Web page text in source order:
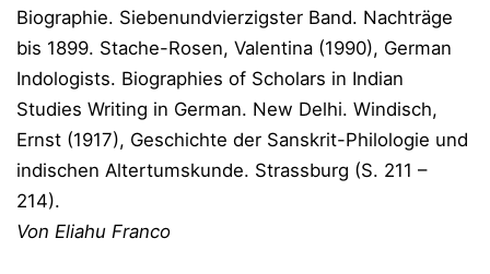
Biographie. Siebenundvierzigster Band. Nachträge
bis 1899. Stache-Rosen, Valentina (1990), German
Indologists. Biographies of Scholars in Indian
Studies Writing in German. New Delhi. Windisch,
Ernst (1917), Geschichte der Sanskrit-Philologie und
indischen Altertumskunde. Strassburg (S. 211 –
214).
Von Eliahu Franco